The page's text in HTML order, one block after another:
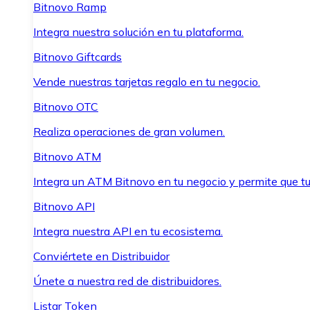
Bitnovo Ramp
Integra nuestra solución en tu plataforma.
Bitnovo Giftcards
Vende nuestras tarjetas regalo en tu negocio.
Bitnovo OTC
Realiza operaciones de gran volumen.
Bitnovo ATM
Integra un ATM Bitnovo en tu negocio y permite que
Bitnovo API
Integra nuestra API en tu ecosistema.
Conviértete en Distribuidor
Únete a nuestra red de distribuidores.
Listar Token